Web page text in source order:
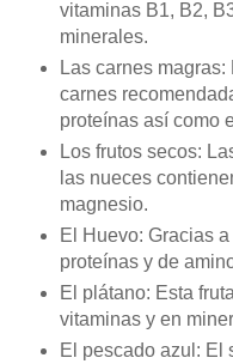
vitaminas B1, B2,
minerales.
Las carnes
carnes
proteínas así como
Los frutos secos:
las nueces
magnesio.
El Huevo: Gracias
proteínas y de
El plátano: Esta
vitaminas y en
El pescado azul: El